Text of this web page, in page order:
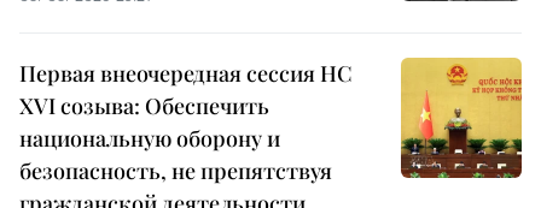
Первая внеочередная сессия НС
XVI созыва: Обеспечить
национальную оборону и
безопасность, не препятствуя